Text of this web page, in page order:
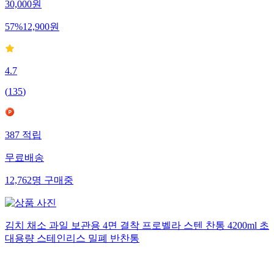
30,000원
57%12,900원
4.7
(135)
387적립
무료배송
12,762명구매중
김치 채소 과일 보관용 4면 결착 프로벨라 스텐 찬통 4200ml 초
대용량 스테인리스 밀폐 반찬통